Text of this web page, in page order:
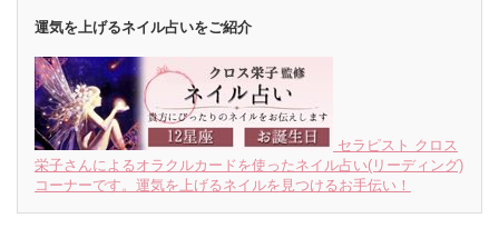
運気を上げるネイル占いをご紹介
セラピスト クロス
栄子さんによるオラクルカードを使ったネイル占い(リーディング)
コーナーです。運気を上げるネイルを見つけるお手伝い！